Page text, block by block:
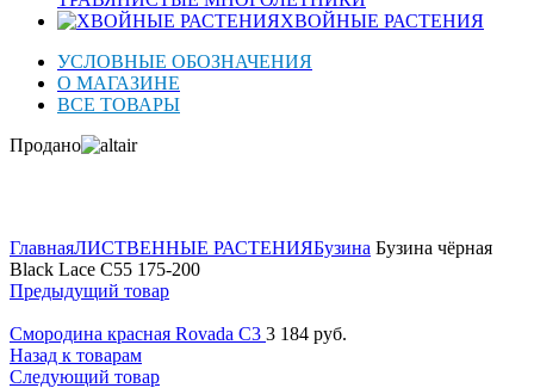
ХВОЙНЫЕ РАСТЕНИЯ
УСЛОВНЫЕ ОБОЗНАЧЕНИЯ
О МАГАЗИНЕ
ВСЕ ТОВАРЫ
Продано
ГлавнаяЛИСТВЕННЫЕ РАСТЕНИЯБузина Бузина чёрная
Black Lace C55 175-200
Предыдущий товар
Смородина красная Rovada C3 3 184 руб.
Назад к товарам
Следующий товар